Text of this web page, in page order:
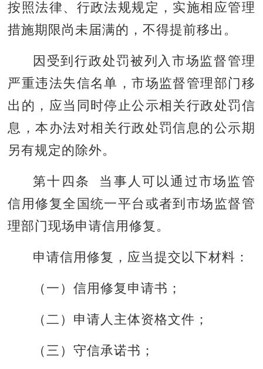
按照法律、行政法规规定，实施相应管理
措施期限尚未届满的，不得提前移出。
因受到行政处罚被列入市场监督管理
严重违法失信名单，市场监督管理部门移
出的，应当同时停止公示相关行政处罚信
息，本办法对相关行政处罚信息的公示期
另有规定的除外。
第十四条 当事人可以通过市场监管
信用修复全国统一平台或者到市场监督管
理部门现场申请信用修复。
申请信用修复，应当提交以下材料：
（一）信用修复申请书；
（二）申请人主体资格文件；
（三）守信承诺书；